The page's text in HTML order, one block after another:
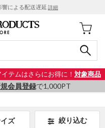
響による配送遅延 詳細
テムはさらにお得に！ 対象商品
会員登録で1,000PT
ズ 絞り込む